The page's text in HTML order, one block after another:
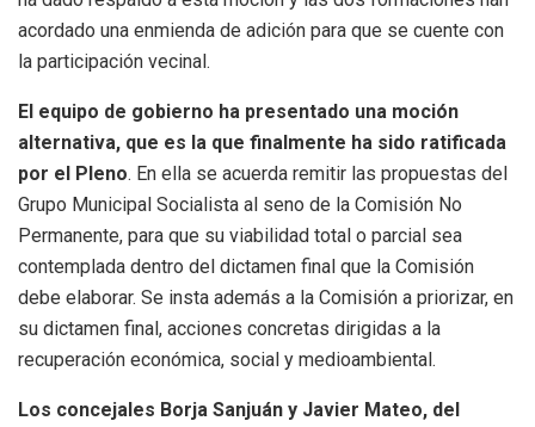
acordado una enmienda de adición para que se cuente con
la participación vecinal.
El equipo de gobierno ha presentado una moción
alternativa, que es la que finalmente ha sido ratificada
por el Pleno. En ella se acuerda remitir las propuestas del
Grupo Municipal Socialista al seno de la Comisión No
Permanente, para que su viabilidad total o parcial sea
contemplada dentro del dictamen final que la Comisión
debe elaborar. Se insta además a la Comisión a priorizar, en
su dictamen final, acciones concretas dirigidas a la
recuperación económica, social y medioambiental.
Los concejales Borja Sanjuán y Javier Mateo, del